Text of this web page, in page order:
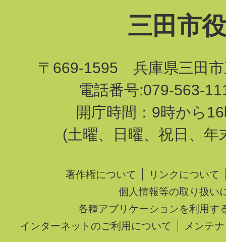
三田市
〒669-1595 兵庫県三田市
電話番号:079-563-
開庁時間：9時から
(土曜、日曜、祝日、年
著作権について
リンクについて
個人情報等の取り扱い
各種アプリケーションを利用す
インターネットのご利用について
メンテ